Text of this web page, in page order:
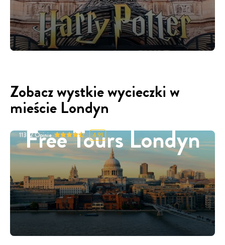
Zobacz wystkie wycieczki w
mieście Londyn
Free Tours Londyn
11332Opinie 4.91